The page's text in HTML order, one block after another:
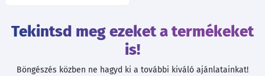
Tekintsd meg ezeket a termékeket
is!
Böngészés közben ne hagyd ki a további kiváló ajánlatainkat!